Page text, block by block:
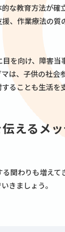
な教育方法が確
、作業療法の質
を向け、障害当
は、子供の社会
ることも生活を
えるメ
関わりも増えて
きましょう。